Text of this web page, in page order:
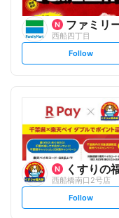
ファミリーマー
西船四丁目
s
t
o
w
Follow
くすりの福太
西船橋南口2号店
s
t
Follow